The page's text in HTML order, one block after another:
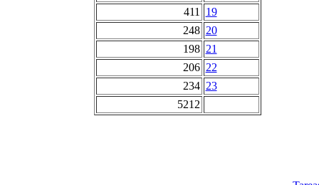
411
19
248 20
198 21
206 22
234 23
5212